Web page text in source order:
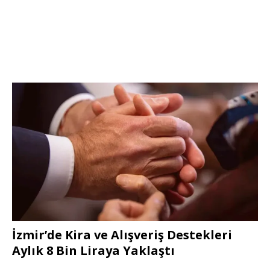
İzmir’de Kira ve Alışveriş Destekleri
Aylık 8 Bin Liraya Yaklaştı